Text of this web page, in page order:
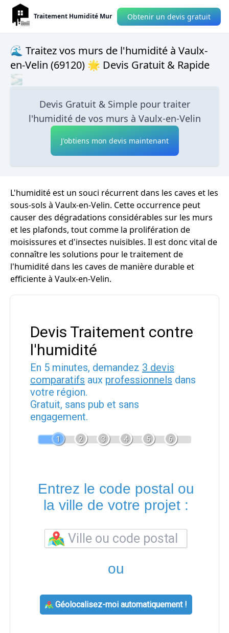
Traitement Humidité Mur Obtenir un devis gratuit
🌊 Traitez vos murs de l'humidité à Vaulx-
en-Velin (69120) 🌟 Devis Gratuit & Rapide
🌫
Devis Gratuit & Simple pour traiter
l'humidité de vos murs à Vaulx-en-Velin
J'obtiens mon devis maintenant
L'humidité est un souci récurrent dans les caves et les
sous-sols à Vaulx-en-Velin. Cette occurrence peut
causer des dégradations considérables sur les murs
et les plafonds, tout comme la prolifération de
moisissures et d'insectes nuisibles. Il est donc vital de
connaître les solutions pour le traitement de
l'humidité dans les caves de manière durable et
efficiente à Vaulx-en-Velin.
Devis Traitement contre
l'humidité
En 5 minutes, demandez 3 devis
comparatifs aux professionnels dans
votre région.
Gratuit, sans pub et sans
engagement.
1 2 3 4 5 6
Entrez le code postal ou
la ville de votre projet :
ou
Géolocalisez-moi automatiquement !